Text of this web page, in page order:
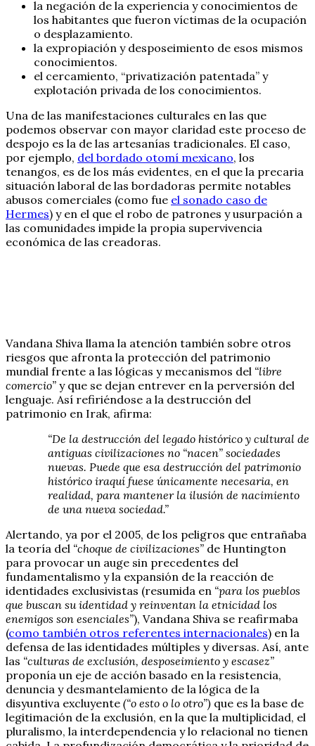
la negación de la experiencia y conocimientos de
los habitantes que fueron víctimas de la ocupación
o desplazamiento.
la expropiación y desposeimiento de esos mismos
conocimientos.
el cercamiento, “privatización patentada” y
explotación privada de los conocimientos.
Una de las manifestaciones culturales en las que
podemos observar con mayor claridad este proceso de
despojo es la de las artesanías tradicionales. El caso,
por ejemplo, del bordado otomí mexicano, los
tenangos, es de los más evidentes, en el que la precaria
situación laboral de las bordadoras permite notables
abusos comerciales (como fue el sonado caso de
Hermes) y en el que el robo de patrones y usurpación a
las comunidades impide la propia supervivencia
económica de las creadoras.
Vandana Shiva llama la atención también sobre otros
riesgos que afronta la protección del patrimonio
mundial frente a las lógicas y mecanismos del “libre
comercio” y que se dejan entrever en la perversión del
lenguaje. Así refiriéndose a la destrucción del
patrimonio en Irak, afirma:
“De la destrucción del legado histórico y cultural de
antiguas civilizaciones no “nacen” sociedades
nuevas. Puede que esa destrucción del patrimonio
histórico iraquí fuese únicamente necesaria, en
realidad, para mantener la ilusión de nacimiento
de una nueva sociedad.”
Alertando, ya por el 2005, de los peligros que entrañaba
la teoría del “choque de civilizaciones” de Huntington
para provocar un auge sin precedentes del
fundamentalismo y la expansión de la reacción de
identidades exclusivistas (resumida en “para los pueblos
que buscan su identidad y reinventan la etnicidad los
enemigos son esenciales”), Vandana Shiva se reafirmaba
(como también otros referentes internacionales) en la
defensa de las identidades múltiples y diversas. Así, ante
las “culturas de exclusión, desposeimiento y escasez”
proponía un eje de acción basado en la resistencia,
denuncia y desmantelamiento de la lógica de la
disyuntiva excluyente (“o esto o lo otro”) que es la base de
legitimación de la exclusión, en la que la multiplicidad, el
pluralismo, la interdependencia y lo relacional no tienen